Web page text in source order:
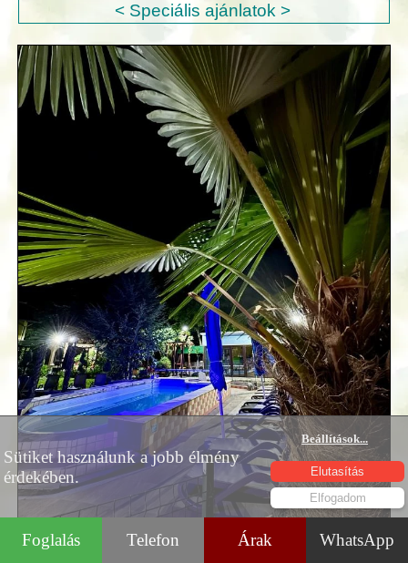
Foglalás Telefon Árak WhatsApp
< Speciális ajánlatok >
Sütiket használunk a jobb élmény
érdekében.
Beállítások...
Elutasítás
Elfogadom